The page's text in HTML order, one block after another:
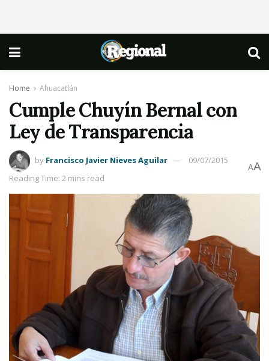
Home Ahuacatlán
Cumple Chuyín Bernal con
Ley de Transparencia
by Francisco Javier Nieves Aguilar
09/07/2015
Reading Time: 2 mins read
AA